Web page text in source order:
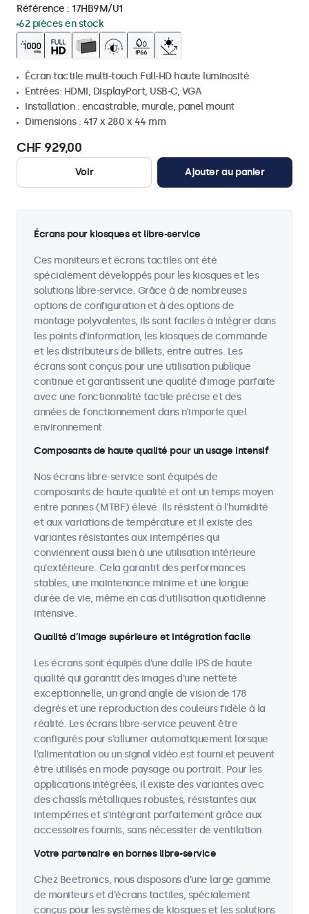
Référence : 17HB9M/U1
62 pièces en stock
Écran tactile multi-touch Full-HD haute luminosité
Entrées: HDMI, DisplayPort, USB-C, VGA
Installation : encastrable, murale, panel mount
Dimensions : 417 x 280 x 44 mm
CHF 929,00
Voir Ajouter au panier
Écrans pour kiosques et libre-service
Ces moniteurs et écrans tactiles ont été
spécialement développés pour les kiosques et les
solutions libre-service. Grâce à de nombreuses
options de configuration et à des options de
montage polyvalentes, ils sont faciles à intégrer dans
les points d'information, les kiosques de commande
et les distributeurs de billets, entre autres. Les
écrans sont conçus pour une utilisation publique
continue et garantissent une qualité d’image parfaite
avec une fonctionnalité tactile précise et des
années de fonctionnement dans n’importe quel
environnement.
Composants de haute qualité pour un usage intensif
Nos écrans libre-service sont équipés de
composants de haute qualité et ont un temps moyen
entre pannes (MTBF) élevé. Ils résistent à l'humidité
et aux variations de température et il existe des
variantes résistantes aux intempéries qui
conviennent aussi bien à une utilisation intérieure
qu'extérieure. Cela garantit des performances
stables, une maintenance minime et une longue
durée de vie, même en cas d'utilisation quotidienne
intensive.
Qualité d’image supérieure et intégration facile
Les écrans sont équipés d'une dalle IPS de haute
qualité qui garantit des images d'une netteté
exceptionnelle, un grand angle de vision de 178
degrés et une reproduction des couleurs fidèle à la
réalité. Les écrans libre-service peuvent être
configurés pour s'allumer automatiquement lorsque
l'alimentation ou un signal vidéo est fourni et peuvent
être utilisés en mode paysage ou portrait. Pour les
applications intégrées, il existe des variantes avec
des chassîs métalliques robustes, résistantes aux
intempéries et s'intégrant parfaitement grâce aux
accessoires fournis, sans nécessiter de ventilation.
Votre partenaire en bornes libre-service
Chez Beetronics, nous disposons d'une large gamme
de moniteurs et d'écrans tactiles, spécialement
conçus pour les systèmes de kiosques et les solutions